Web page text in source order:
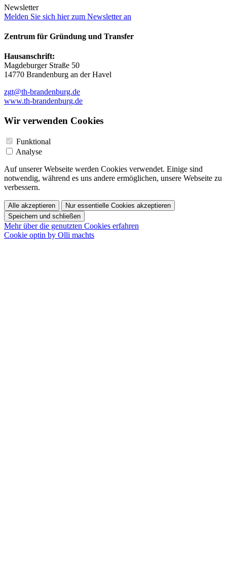
Newsletter
Melden Sie sich hier zum Newsletter an
Zentrum für Gründung und Transfer
Hausanschrift:
Magdeburger Straße 50
14770 Brandenburg an der Havel
zgt@th-brandenburg.de
www.th-brandenburg.de
Wir verwenden Cookies
Funktional
Analyse
Auf unserer Webseite werden Cookies verwendet. Einige sind
notwendig, während es uns andere ermöglichen, unsere Webseite zu
verbessern.
Alle akzeptieren
Nur essentielle Cookies akzeptieren
Speichern und schließen
Mehr über die genutzten Cookies erfahren
Cookie optin by Olli machts